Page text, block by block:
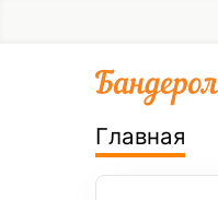
Главная